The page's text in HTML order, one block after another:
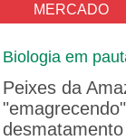
MERCADO
Biologia em
Peixes da
desmatamento